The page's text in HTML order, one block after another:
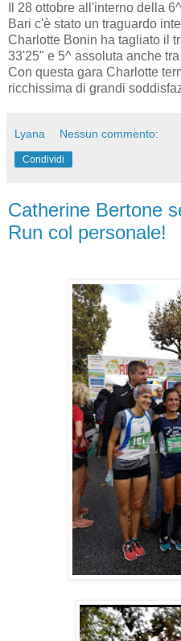
Il 28 ottobre all'interno della
Bari c'è stato un traguardo
Charlotte Bonin ha tagliato il
33'25" e 5^ assoluta anche
Con questa gara Charlotte
ricchissima di grandi
Lyana Nessun commento:
Condividi
Catherine Bertone
Run col personale!